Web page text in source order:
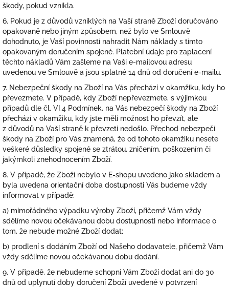
škody, pokud vznikla.
6. Pokud je z důvodů vzniklých na Vaší straně Zboží doručováno
opakovaně nebo jiným způsobem, než bylo ve Smlouvě
dohodnuto, je Vaší povinností nahradit Nám náklady s tímto
opakovaným doručením spojené. Platební údaje pro zaplacení
těchto nákladů Vám zašleme na Vaši e-mailovou adresu
uvedenou ve Smlouvě a jsou splatné 14 dnů od doručení e-mailu.
7. Nebezpeční škody na Zboží na Vás přechází v okamžiku, kdy ho
převezmete. V případě, kdy Zboží nepřevezmete, s výjimkou
případů dle čl. VI.4 Podmínek, na Vás nebezpečí škody na Zboží
přechází v okamžiku, kdy jste měli možnost ho převzít, ale
z důvodů na Vaší straně k převzetí nedošlo. Přechod nebezpečí
škody na Zboží pro Vás znamená, že od tohoto okamžiku nesete
veškeré důsledky spojené se ztrátou, zničením, poškozením či
jakýmkoli znehodnocením Zboží.
8. V případě, že Zboží nebylo v E-shopu uvedeno jako skladem a
byla uvedena orientační doba dostupnosti Vás budeme vždy
informovat v případě:
a) mimořádného výpadku výroby Zboží, přičemž Vám vždy
sdělíme novou očekávanou dobu dostupnosti nebo informace o
tom, že nebude možné Zboží dodat;
b) prodlení s dodáním Zboží od Našeho dodavatele, přičemž Vám
vždy sdělíme novou očekávanou dobu dodání.
9. V případě, že nebudeme schopni Vám Zboží dodat ani do 30
dnů od uplynutí doby doručení Zboží uvedené v potvrzení